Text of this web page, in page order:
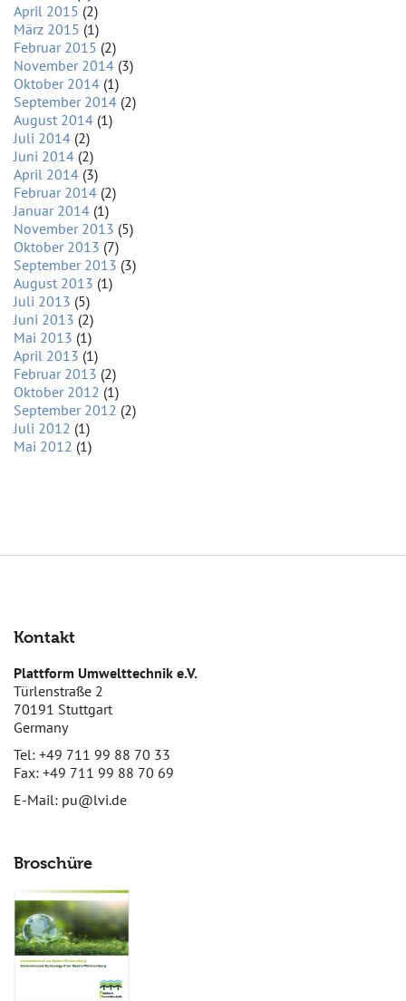
April 2015 (2)
März 2015 (1)
Februar 2015 (2)
November 2014 (3)
Oktober 2014 (1)
September 2014 (2)
August 2014 (1)
Juli 2014 (2)
Juni 2014 (2)
April 2014 (3)
Februar 2014 (2)
Januar 2014 (1)
November 2013 (5)
Oktober 2013 (7)
September 2013 (3)
August 2013 (1)
Juli 2013 (5)
Juni 2013 (2)
Mai 2013 (1)
April 2013 (1)
Februar 2013 (2)
Oktober 2012 (1)
September 2012 (2)
Juli 2012 (1)
Mai 2012 (1)
Kontakt
Plattform Umwelttechnik e.V.
Türlenstraße 2
70191 Stuttgart
Germany
Tel: +49 711 99 88 70 33
Fax: +49 711 99 88 70 69
E-Mail: pu@lvi.de
Broschüre